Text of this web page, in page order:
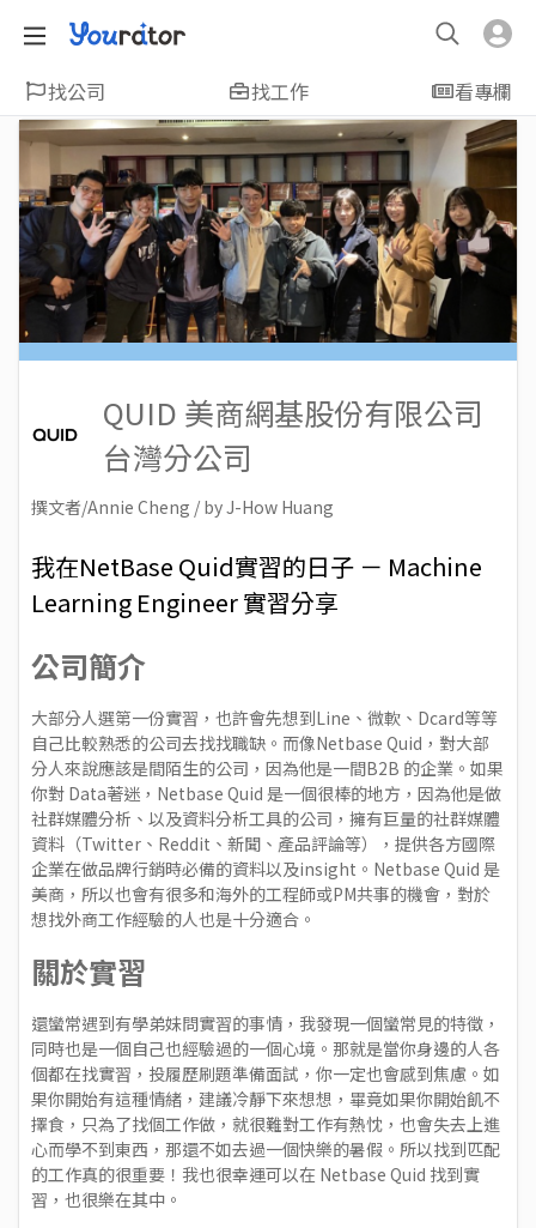
找公司 找工作 看專欄
QUID 美商網基股份有限公司
台灣分公司
撰文者/Annie Cheng / by J-How Huang
我在NetBase Quid實習的日子 － Machine
Learning Engineer 實習分享
公司簡介
大部分人選第一份實習，也許會先想到Line、微軟、Dcard等等
自己比較熟悉的公司去找找職缺。而像Netbase Quid，對大部
分人來說應該是間陌生的公司，因為他是一間B2B 的企業。如果
你對 Data著迷，Netbase Quid 是一個很棒的地方，因為他是做
社群媒體分析、以及資料分析工具的公司，擁有巨量的社群媒體
資料（Twitter、Reddit、新聞、產品評論等），提供各方國際
企業在做品牌行銷時必備的資料以及insight。Netbase Quid 是
美商，所以也會有很多和海外的工程師或PM共事的機會，對於
想找外商工作經驗的人也是十分適合。
關於實習
還蠻常遇到有學弟妹問實習的事情，我發現一個蠻常見的特徵，
同時也是一個自己也經驗過的一個心境。那就是當你身邊的人各
個都在找實習，投履歷刷題準備面試，你一定也會感到焦慮。如
果你開始有這種情緒，建議冷靜下來想想，畢竟如果你開始飢不
擇食，只為了找個工作做，就很難對工作有熱忱，也會失去上進
心而學不到東西，那還不如去過一個快樂的暑假。所以找到匹配
的工作真的很重要！我也很幸運可以在 Netbase Quid 找到實
習，也很樂在其中。